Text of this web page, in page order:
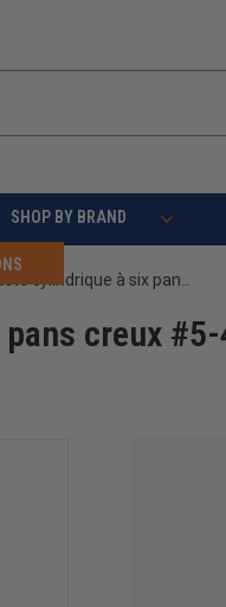
SHOP BY BRAND
Amana Tool 67094 Vis de retenue à tête cylindrique à six pans creux #5-40 x 1/2 NC
creux